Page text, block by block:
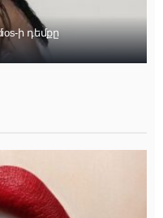
ի դեմքը